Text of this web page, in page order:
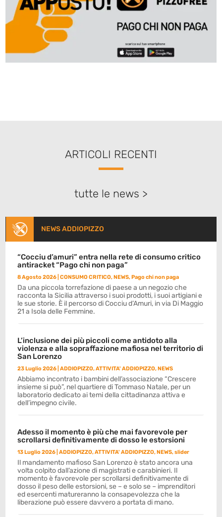
ARTICOLI RECENTI
tutte le news >
NEWS ADDIOPIZZO
“Cocciu d’amuri” entra nella rete di consumo critico
antiracket “Pago chi non paga”
8 Agosto 2026 |CONSUMO CRITICO,NEWS,Pago chi non paga
Da una piccola torrefazione di paese a un negozio che
racconta la Sicilia attraverso i suoi prodotti, i suoi artigiani e
le sue storie. È il percorso di Cocciu d’Amuri, in via Di Maggio
21 a Isola delle Femmine.
L’inclusione dei più piccoli come antidoto alla
violenza e alla sopraffazione mafiosa nel territorio di
San Lorenzo
23 Luglio 2026 |ADDIOPIZZO,ATTIVITA' ADDIOPIZZO,NEWS
Abbiamo incontrato i bambini dell’associazione “Crescere
insieme si può”, nel quartiere di Tommaso Natale, per un
laboratorio dedicato ai temi della cittadinanza attiva e
dell’impegno civile.
Adesso il momento è più che mai favorevole per
scrollarsi definitivamente di dosso le estorsioni
13 Luglio 2026 |ADDIOPIZZO,ATTIVITA' ADDIOPIZZO,NEWS,slider
Il mandamento mafioso San Lorenzo è stato ancora una
volta colpito dall’azione di magistrati e carabinieri. Il
momento è favorevole per scrollarsi definitivamente di
dosso il peso delle estorsioni, se – e solo se – imprenditori
ed esercenti matureranno la consapevolezza che la
liberazione può essere davvero a portata di mano.